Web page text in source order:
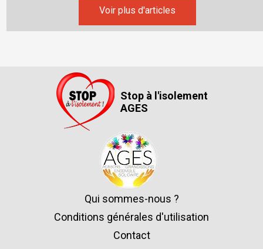
Voir plus d'articles
Stop à l'isolement
AGES
Qui sommes-nous ?
Conditions générales d'utilisation
Contact